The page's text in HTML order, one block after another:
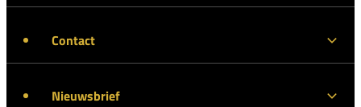
Contact
Nieuwsbrief